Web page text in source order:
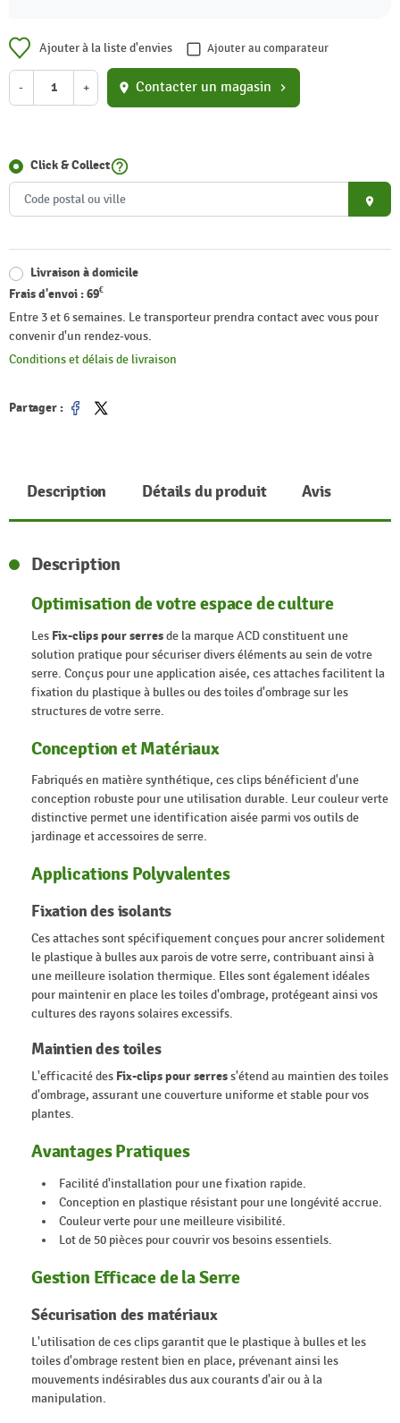
Ajouter à la liste d'envies Ajouter au comparateur
- + location_on Contacter un magasin chevron_right
Click & Collecthelp_outline
place
Livraison à domicile
Frais d'envoi :69€
Entre 3 et 6 semaines. Le transporteur prendra contact avec vous pour
convenir d'un rendez-vous.
Conditions et délais de livraison
Partager :
Partager
Tweet
Description Détails du produit Avis
Description
Optimisation de votre espace de culture
Les Fix-clips pour serresde la marque ACD constituent une
solution pratique pour sécuriser divers éléments au sein de votre
serre. Conçus pour une application aisée, ces attaches facilitent la
fixation du plastique à bulles ou des toiles d'ombrage sur les
structures de votre serre.
Conception et Matériaux
Fabriqués en matière synthétique, ces clips bénéficient d'une
conception robuste pour une utilisation durable. Leur couleur verte
distinctive permet une identification aisée parmi vos outils de
jardinage et accessoires de serre.
Applications Polyvalentes
Fixation des isolants
Ces attaches sont spécifiquement conçues pour ancrer solidement
le plastique à bulles aux parois de votre serre, contribuant ainsi à
une meilleure isolation thermique. Elles sont également idéales
pour maintenir en place les toiles d'ombrage, protégeant ainsi vos
cultures des rayons solaires excessifs.
Maintien des toiles
L'efficacité des Fix-clips pour serress'étend au maintien des toiles
d'ombrage, assurant une couverture uniforme et stable pour vos
plantes.
Avantages Pratiques
Facilité d'installation pour une fixation rapide.
Conception en plastique résistant pour une longévité accrue.
Couleur verte pour une meilleure visibilité.
Lot de 50 pièces pour couvrir vos besoins essentiels.
Gestion Efficace de la Serre
Sécurisation des matériaux
L'utilisation de ces clips garantit que le plastique à bulles et les
toiles d'ombrage restent bien en place, prévenant ainsi les
mouvements indésirables dus aux courants d'air ou à la
manipulation.